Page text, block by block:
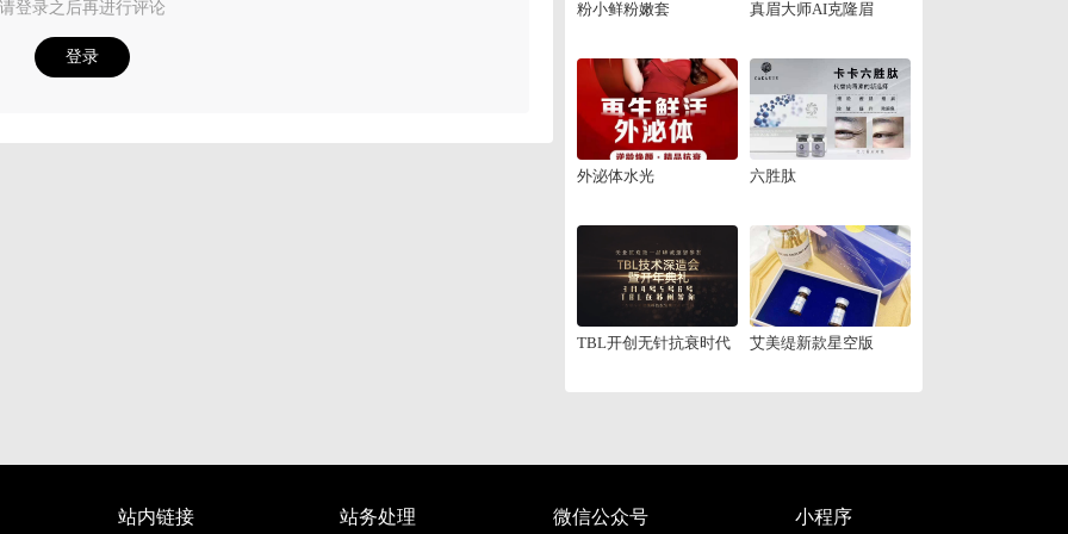
请登录之后再进行评论
登录
粉小鲜粉嫩套 真眉大师AI克隆眉
外泌体水光 六胜肽
TBL开创无针抗衰时代 艾美缇新款星空版
站内链接 站务处理 微信公众号 小程序